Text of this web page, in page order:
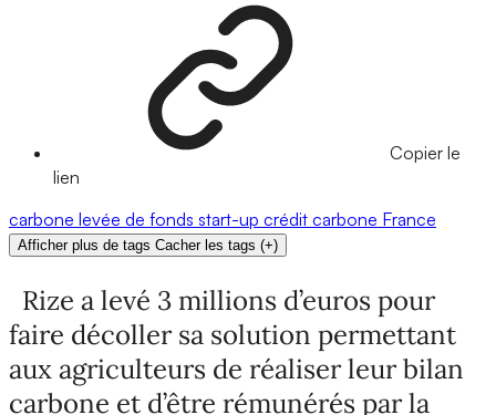
Copier le
lien
carbone levée de fonds start-up crédit carbone France
Afficher plus de tags Cacher les tags (+)
Rize a levé 3 millions d’euros pour
faire décoller sa solution permettant
aux agriculteurs de réaliser leur bilan
carbone et d’être rémunérés par la